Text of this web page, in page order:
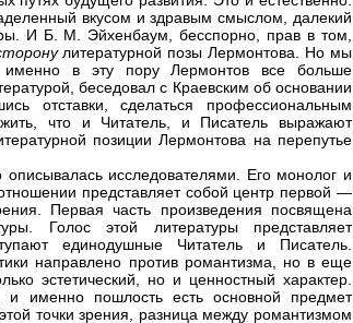
вкусом и здравым смыслом, далекий
И Б. М. Эйхенбаум, бесспорно, прав в том,
литературной позы Лермонтова. Но мы
именно в эту пору Лермонтов все больше
беседовал с Краевским об основании
отставки, сделаться профессиональным
что и Читатель, и Писатель выражают
позиции Лермонтова на перепутье
описывалась исследователями. Его монолог и
представляет собой центр первой —
Первая часть произведения посвящена
Голос этой литературы представляет
единодушные Читатель и Писатель.
направлено против романтизма, но в еще
эстетический, но и ценностный характер.
именно пошлость есть основной предмет
точки зрения, разница между романтизмом